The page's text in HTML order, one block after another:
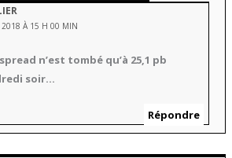
2018 À 15 H 00 MIN
n’est tombé qu’à 25,1 pb
soir…
Répondre